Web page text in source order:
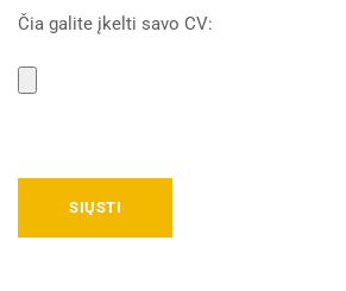
Čia galite įkelti savo CV: